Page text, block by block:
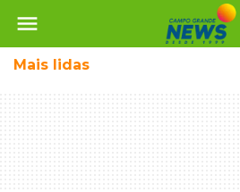
menu
Mais lidas